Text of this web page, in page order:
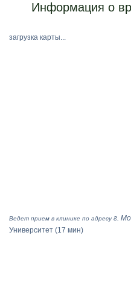
Информация о
загрузка карты...
Ведет прием в клинике по адресу г.
Университет (17 мин)